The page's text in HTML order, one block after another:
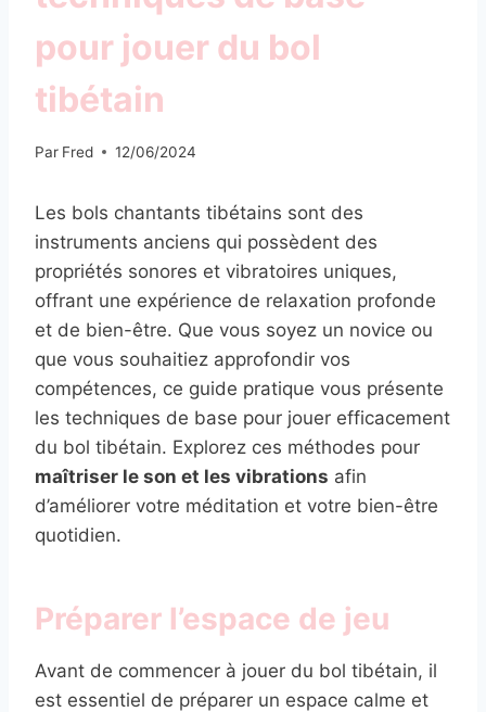
pour jouer du bol
tibétain
Par Fred 12/06/2024
Les bols chantants tibétains sont des
instruments anciens qui possèdent des
propriétés sonores et vibratoires uniques,
offrant une expérience de relaxation profonde
et de bien-être. Que vous soyez un novice ou
que vous souhaitiez approfondir vos
compétences, ce guide pratique vous présente
les techniques de base pour jouer efficacement
du bol tibétain. Explorez ces méthodes pour
maîtriser le son et les vibrations afin
d’améliorer votre méditation et votre bien-être
quotidien.
Préparer l’espace de jeu
Avant de commencer à jouer du bol tibétain, il
est essentiel de préparer un espace calme et